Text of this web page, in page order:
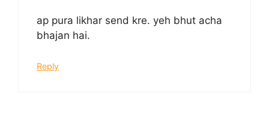
ap pura likhar send kre. yeh bhut acha
bhajan hai.
Reply